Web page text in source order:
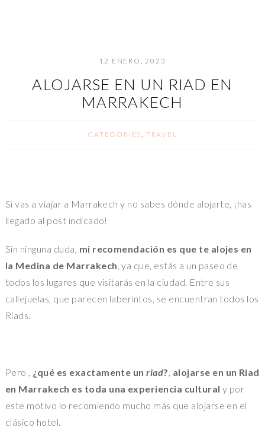
12 ENERO, 2023
ALOJARSE EN UN RIAD EN
MARRAKECH
CATEGORIES TRAVEL
Si vas a viajar a Marrakech y no sabes dónde alojarte, ¡has
llegado al post indicado!
Sin ninguna duda, mi recomendación es que te alojes en
la Medina de Marrakech , ya que, estás a un paseo de
todos los lugares que visitarás en la ciudad. Entre sus
callejuelas, que parecen laberintos, se encuentran todos los
Riads.
Pero , ¿qué es exactamente unriad? alojarse en un Riad
en Marrakech es toda una experiencia cultural y por
este motivo lo recomiendo mucho más que alojarse en el
clásico hotel.